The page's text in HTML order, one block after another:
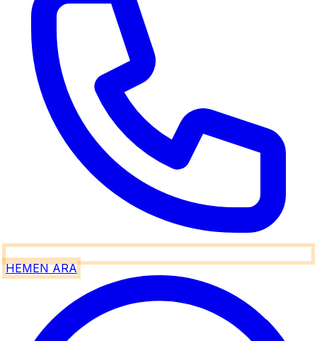
HEMEN ARA